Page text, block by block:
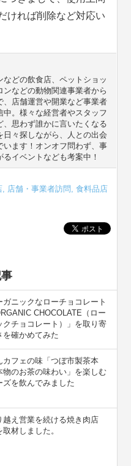
ければ削除など対応い
などの飲食店、ペットショッ
ンなどの動物関連事業者から
、店舗運営や開業など事業者
中。様々な経営者やスタッフ
、思わず誰かに言いたくなる
日々探しながら、人との出会
います！オンオフ問わず、事
イベントなども考案中！
, 店舗・事業者訪問 食料品店
ガニックなローチョコレート
CHOCOLATE（ロー
クチョコレート）」を取り寄
を確かめてみた
カフェの味「つぼ市製茶本
物のお茶の味わい」を楽しむ
ズを飲んでみました
越え営業を続ける焼き肉店
取材しました。